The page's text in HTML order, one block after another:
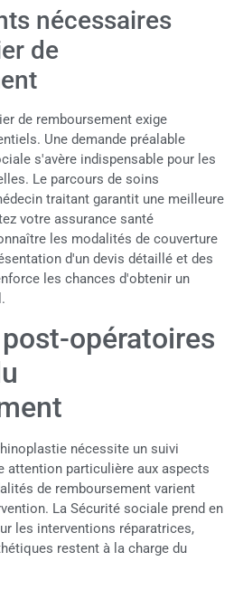
nécessaires
de
de remboursement exige
Une demande préalable
s'avère indispensable pour les
Le parcours de soins
traitant garantit une meilleure
votre assurance santé
les modalités de couverture
d'un devis détaillé et des
les chances d'obtenir un
opératoires
nécessite un suivi
attention particulière aux aspects
de remboursement varient
La Sécurité sociale prend en
les interventions réparatrices,
restent à la charge du